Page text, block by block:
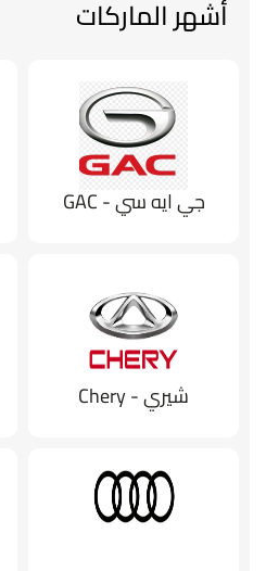
أشهر الماركات
جي ايه سي - GAC
شيري - Chery